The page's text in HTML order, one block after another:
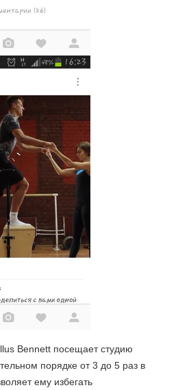
Bennett посещает студию
порядке от 3 до 5 раз в
ему избегать